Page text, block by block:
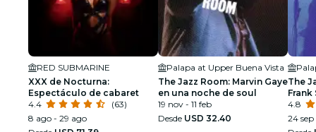
RED SUBMARINE
XXX de Nocturna:
Espectáculo de cabaret
4.4
(63)
8 ago - 29 ago
Palapa at Upper Buena Vista
The Jazz Room: Marvin Gaye
en una noche de soul
19 nov - 11 feb
Desde USD 32.40
The
Frank
4.8
24 sep